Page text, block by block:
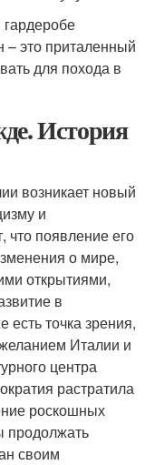
– это приталенный
для похода в
История
возникает новый
и
что появление его
о мире,
открытиями,
в
есть точка зрения,
Италии и
центра
растратила
роскошных
продолжать
своим